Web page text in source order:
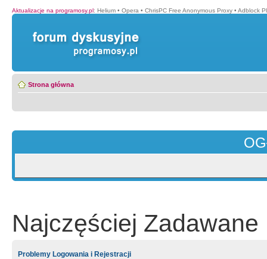
Aktualizacje na programosy.pl: Helium • Opera • ChrisPC Free Anonymous Proxy • Adblock
Strona główna
Najczęściej Zadawane
Problemy Logowania i Rejestracji